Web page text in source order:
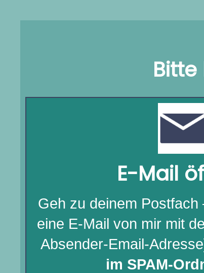
E-Mail
Geh zu deinem
eine E-Mail von mir mit
Absender-Email-
im SPAM-